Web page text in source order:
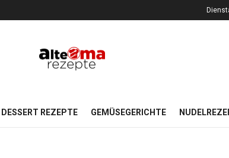
DESSERT REZEPTE GEMÜSEGERICHTE